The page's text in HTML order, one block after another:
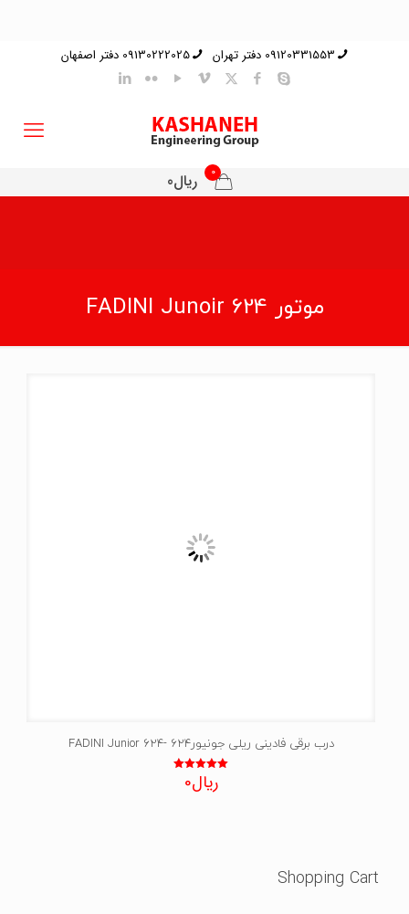
09120331553 دفتر تهران 09130222025 دفتر اصفهان
0 ریال0
موتور FADINI Junoir 624
درب برقی فادینی ریلی جونیور624 -FADINI Junior 624
نمره
5.00
ریال0
Shopping Cart